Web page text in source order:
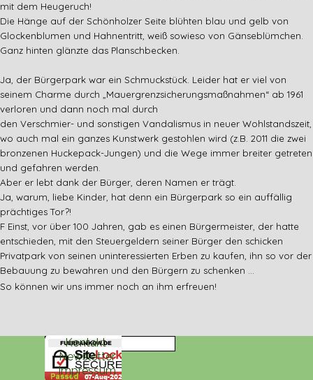
mit dem Heugeruch!
Die Hänge auf der Schönholzer Seite blühten blau und gelb von
Glockenblumen und Hahnentritt, weiß sowieso von Gänseblümchen.
Ganz hinten glänzte das Planschbecken.
Ja, der Bürgerpark war ein Schmuckstück. Leider hat er viel von
seinem Charme durch „Mauergrenzsicherungsmaßnahmen“ ab 1961
verloren und dann noch mal durch
den Verschmier- und sonstigen Vandalismus in neuer Wohlstandszeit,
wo auch mal ein ganzes Kunstwerk gestohlen wird (z.B. 2011 die zwei
bronzenen Huckepack-Jungen) und die Wege immer breiter getreten
und gefahren werden.
Aber er lebt dank der Bürger, deren Namen er trägt.
Ja, warum, liebe Kinder, hat denn ein Bürgerpark so ein auffällig
prächtiges Tor?!
F Einst, vor über 100 Jahren, gab es einen Bürgermeister, der hatte
entschieden, mit den Steuergeldern seiner Bürger den schicken
Privatpark von seinen uninteressierten Erben zu kaufen, ihn so vor der
Bebauung zu bewahren und den Bürgern zu schenken ...
So können wir uns immer noch an ihm erfreuen!
© 2021Verein FÜR
PANKOW e.V.
Impressum
Newsletter
Kontakt